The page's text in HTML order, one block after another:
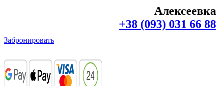
Алексеевка
+38 (093) 031 66 88
Забронировать